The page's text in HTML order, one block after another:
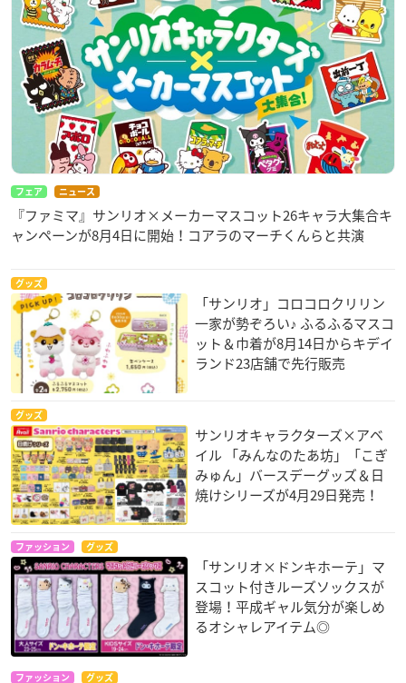
フェア ニュース
『ファミマ』サンリオ×メーカーマスコット26キャラ大集合キ
ャンペーンが8月4日に開始！コアラのマーチくんらと共演
グッズ
「サンリオ」コロコロクリリン
一家が勢ぞろい♪ ふるふるマスコ
ット＆巾着が8月14日からキデイ
ランド23店舗で先行販売
グッズ
サンリオキャラクターズ×アベ
イル 「みんなのたあ坊」「こぎ
みゅん」バースデーグッズ＆日
焼けシリーズが4月29日発売！
ファッション グッズ
「サンリオ×ドンキホーテ」マ
スコット付きルーズソックスが
登場！平成ギャル気分が楽しめ
るオシャレアイテム◎
ファッション グッズ